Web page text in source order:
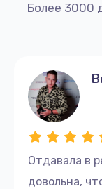
Более 3000
Отдавала в
довольна,